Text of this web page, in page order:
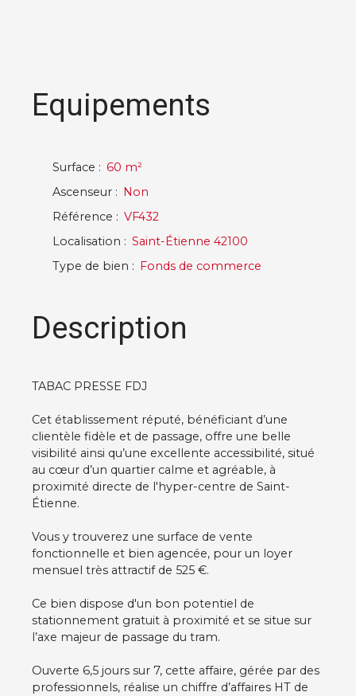
Equipements
Surface : 60 m²
Ascenseur :
Non
Référence : VF432
Localisation : Saint-Étienne 42100
Type de bien : Fonds de commerce
Description
TABAC PRESSE FDJ
Cet établissement réputé, bénéficiant d’une
clientèle fidèle et de passage, offre une belle
visibilité ainsi qu’une excellente accessibilité, situé
au cœur d’un quartier calme et agréable, à
proximité directe de l'hyper-centre de Saint-
Étienne.
Vous y trouverez une surface de vente
fonctionnelle et bien agencée, pour un loyer
mensuel très attractif de 525 €.
Ce bien dispose d'un bon potentiel de
stationnement gratuit à proximité et se situe sur
l’axe majeur de passage du tram.
Ouverte 6,5 jours sur 7, cette affaire, gérée par des
professionnels, réalise un chiffre d’affaires HT de